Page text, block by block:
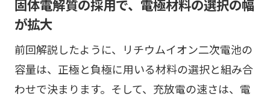
固体電解質の採用で、電極材料の選択の幅
が拡大
前回解説したように、リチウムイオン二次電池の
容量は、正極と負極に用いる材料の選択と組み合
わせで決まります。そして、充放電の速さは、電